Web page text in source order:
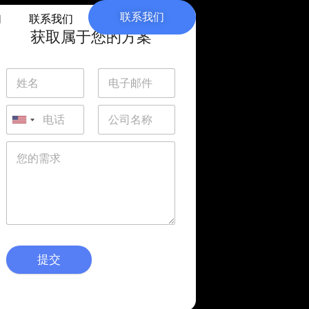
联系我们 联系我们
获取属于您的方案
提交